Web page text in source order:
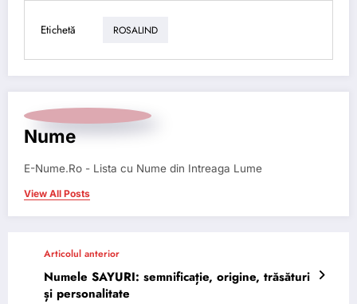
Etichetă ROSALIND
Nume
E-Nume.Ro - Lista cu Nume din Intreaga Lume
View All Posts
Articolul anterior
Numele SAYURI: semnificație, origine, trăsături
și personalitate